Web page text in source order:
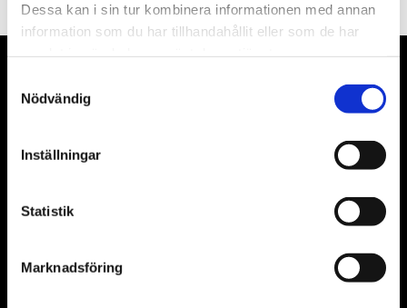
Dessa kan i sin tur kombinera informationen med annan
information som du har tillhandahållit eller som de har
Nödvändig
Inställningar
Statistik
Marknadsföring
Våra främsta leverantörer är KS Tools verktyg, ATH billyftar
& däckmaskiner och Master luftmaskiner. Kontakta oss
gärna om vad som helst då vi gör vårt yttersta för att hjälpa